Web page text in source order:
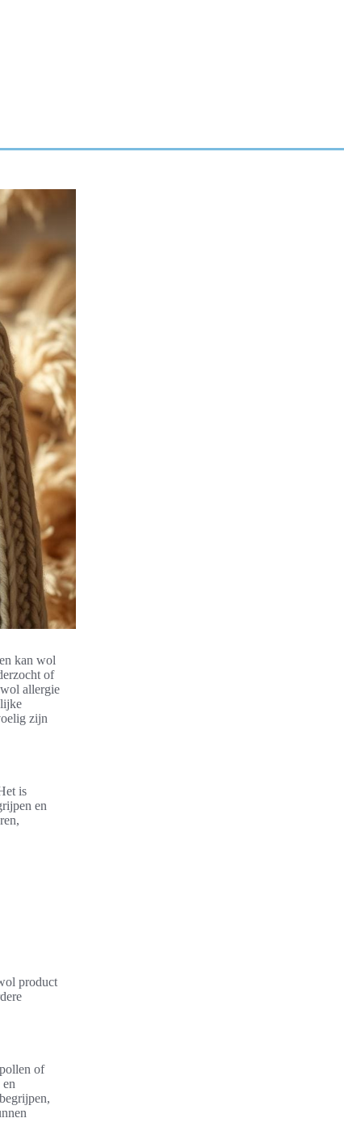
kan wol
of
allergie
zijn
is
en
product
of